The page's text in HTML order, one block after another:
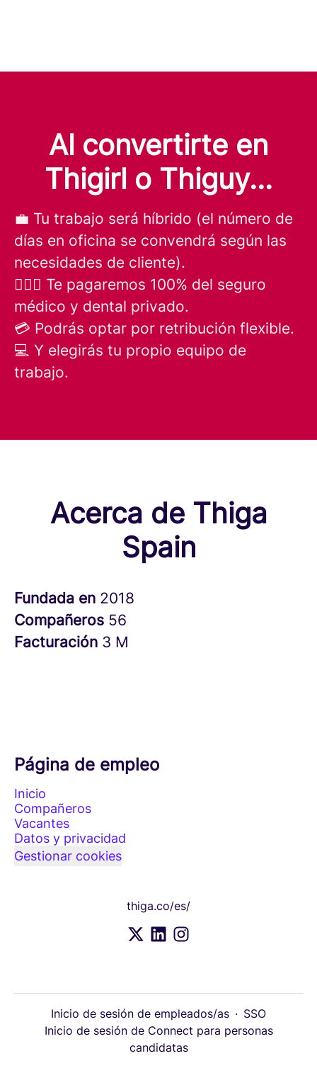
Al convertirte en
Thigirl o Thiguy...
💼 Tu trabajo será híbrido (el número de
días en oficina se convendrá según las
necesidades de cliente).
🧑🏻‍⚕️ Te pagaremos 100% del seguro
médico y dental privado.
💳 Podrás optar por retribución flexible.
💻 Y elegirás tu propio equipo de
trabajo.
Acerca de Thiga
Spain
Fundada en 2018
Compañeros 56
Facturación 3 M
Página de empleo
Inicio
Compañeros
Vacantes
Datos y privacidad
Gestionar cookies
thiga.co/es/
Inicio de sesión de empleados/as · SSO
Inicio de sesión de Connect para personas
candidatas